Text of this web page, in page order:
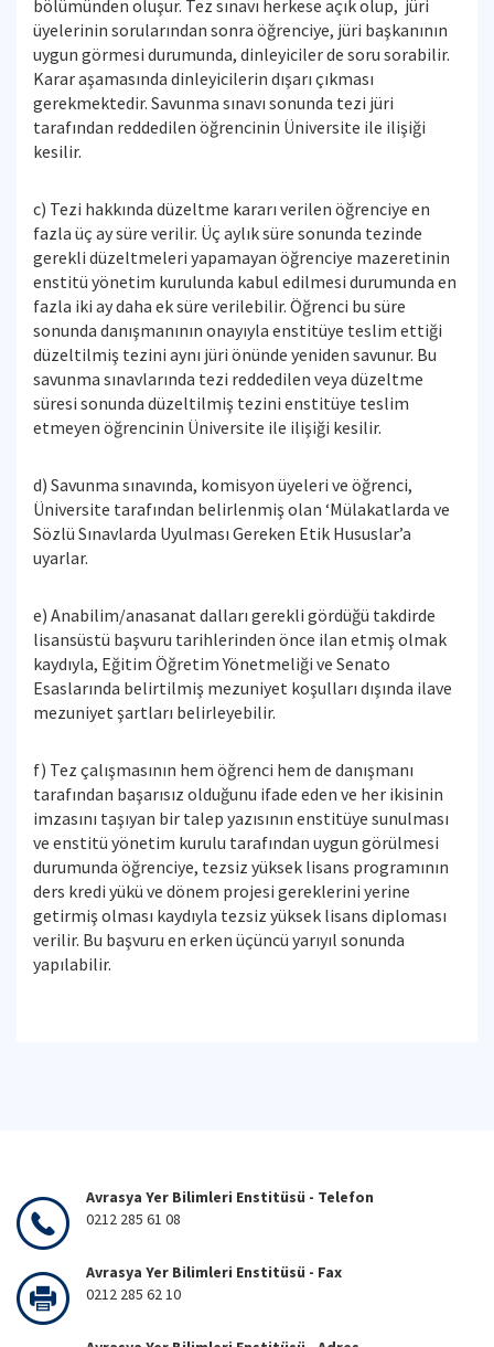
bölümünden oluşur. Tez sınavı herkese açık olup, jüri
üyelerinin sorularından sonra öğrenciye, jüri başkanının
uygun görmesi durumunda, dinleyiciler de soru sorabilir.
Karar aşamasında dinleyicilerin dışarı çıkması
gerekmektedir. Savunma sınavı sonunda tezi jüri
tarafından reddedilen öğrencinin Üniversite ile ilişiği
kesilir.
c) Tezi hakkında düzeltme kararı verilen öğrenciye en
fazla üç ay süre verilir. Üç aylık süre sonunda tezinde
gerekli düzeltmeleri yapamayan öğrenciye mazeretinin
enstitü yönetim kurulunda kabul edilmesi durumunda en
fazla iki ay daha ek süre verilebilir. Öğrenci bu süre
sonunda danışmanının onayıyla enstitüye teslim ettiği
düzeltilmiş tezini aynı jüri önünde yeniden savunur. Bu
savunma sınavlarında tezi reddedilen veya düzeltme
süresi sonunda düzeltilmiş tezini enstitüye teslim
etmeyen öğrencinin Üniversite ile ilişiği kesilir.
d) Savunma sınavında, komisyon üyeleri ve öğrenci,
Üniversite tarafından belirlenmiş olan ‘Mülakatlarda ve
Sözlü Sınavlarda Uyulması Gereken Etik Hususlar’a
uyarlar.
e) Anabilim/anasanat dalları gerekli gördüğü takdirde
lisansüstü başvuru tarihlerinden önce ilan etmiş olmak
kaydıyla, Eğitim Öğretim Yönetmeliği ve Senato
Esaslarında belirtilmiş mezuniyet koşulları dışında ilave
mezuniyet şartları belirleyebilir.
f) Tez çalışmasının hem öğrenci hem de danışmanı
tarafından başarısız olduğunu ifade eden ve her ikisinin
imzasını taşıyan bir talep yazısının enstitüye sunulması
ve enstitü yönetim kurulu tarafından uygun görülmesi
durumunda öğrenciye, tezsiz yüksek lisans programının
ders kredi yükü ve dönem projesi gereklerini yerine
getirmiş olması kaydıyla tezsiz yüksek lisans diploması
verilir. Bu başvuru en erken üçüncü yarıyıl sonunda
yapılabilir.
Avrasya Yer Bilimleri Enstitüsü - Telefon
0212 285 61 08
Avrasya Yer Bilimleri Enstitüsü - Fax
0212 285 62 10